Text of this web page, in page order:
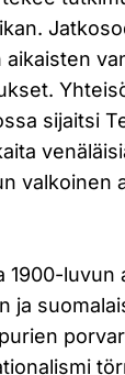
aikaisten
sijaitsi
valkoinen
1900-
ja